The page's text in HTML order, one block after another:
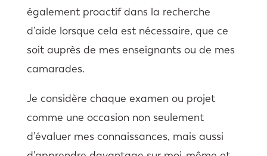
également proactif dans la recherche
d’aide lorsque cela est nécessaire, que ce
soit auprès de mes enseignants ou de mes
camarades.
Je considère chaque examen ou projet
comme une occasion non seulement
d’évaluer mes connaissances, mais aussi